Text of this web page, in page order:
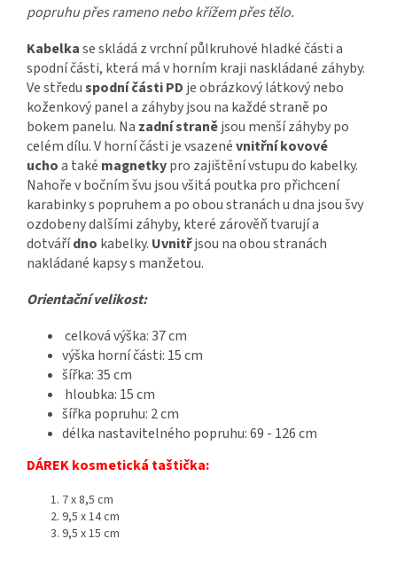
popruhu přes rameno nebo křížem přes tělo.
Kabelkase skládá z vrchní půlkruhové hladké části a
spodní části, která má v horním kraji naskládané záhyby.
Ve středuspodní části PD je obrázkový látkový nebo
koženkový panel a záhyby jsou na každé straně po
bokem panelu. Na zadní stranějsou menší záhyby po
celém dílu. V horní části je vsazenévnitřní kovové
uchoa také magnetkypro zajištění vstupu do kabelky.
Nahoře v bočním švu jsou všitá poutka pro přichcení
karabinky s popruhem a po obou stranách u dna jsou švy
ozdobeny dalšími záhyby, které zárověň tvarují a
dotvářídno kabelky. Uvnitřjsou na obou stranách
nakládané kapsy s manžetou.
Orientační velikost:
celková výška: 37 cm
výška horní části: 15 cm
šířka: 35 cm
hloubka: 15 cm
šířka popruhu: 2 cm
délka nastavitelného popruhu: 69 - 126 cm
DÁREK kosmetická taštička:
7 x 8,5 cm
9,5 x 14 cm
9,5 x 15 cm